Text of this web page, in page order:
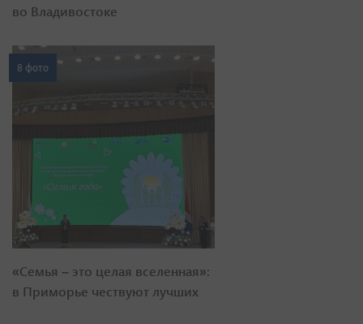
во Владивостоке
8 фото
«Семья – это целая вселенная»:
в Приморье чествуют лучших